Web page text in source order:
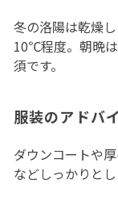
冬の洛陽は乾燥
10℃程度。朝晩
須です。
服装のアドバ
ダウンコートや
などしっかりと